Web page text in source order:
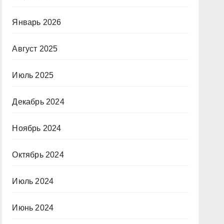
Январь 2026
Август 2025
Июль 2025
Декабрь 2024
Ноябрь 2024
Октябрь 2024
Июль 2024
Июнь 2024